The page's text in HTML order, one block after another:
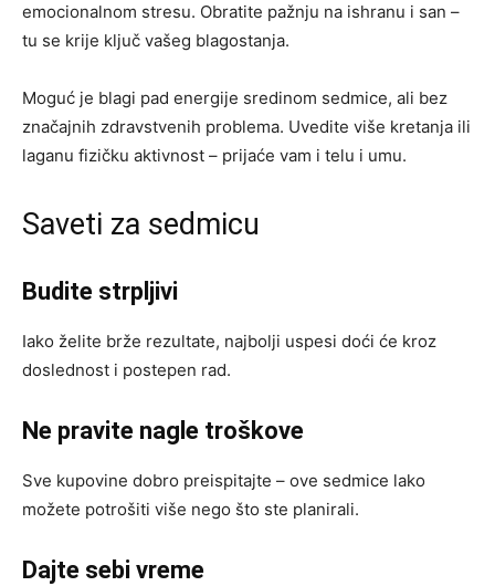
emocionalnom stresu. Obratite pažnju na ishranu i san –
tu se krije ključ vašeg blagostanja.
Moguć je blagi pad energije sredinom sedmice, ali bez
značajnih zdravstvenih problema. Uvedite više kretanja ili
laganu fizičku aktivnost – prijaće vam i telu i umu.
Saveti za sedmicu
Budite strpljivi
Iako želite brže rezultate, najbolji uspesi doći će kroz
doslednost i postepen rad.
Ne pravite nagle troškove
Sve kupovine dobro preispitajte – ove sedmice lako
možete potrošiti više nego što ste planirali.
Dajte sebi vreme